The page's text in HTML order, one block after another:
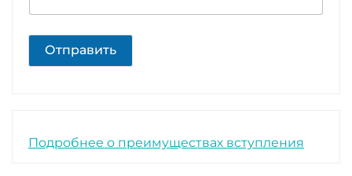
Отправить
Подробнее о преимуществах вступления